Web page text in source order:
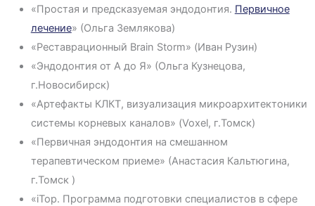
«Простая и предсказуемая эндодонтия. Первичное
лечение» (Ольга Землякова)
«Реставрационный Brain Storm» (Иван Рузин)
«Эндодонтия от А до Я» (Ольга Кузнецова,
г.Новосибирск)
«Артефакты КЛКТ, визуализация микроархитектоники
системы корневых каналов» (Voxel, г.Томск)
«Первичная эндодонтия на смешанном
терапевтическом приеме» (Анастасия Кальтюгина,
г.Томск )
«iTop. Программа подготовки специалистов в сфере